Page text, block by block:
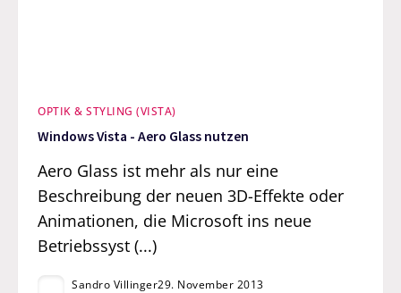
OPTIK & STYLING (VISTA)
Windows Vista - Aero Glass nutzen
Aero Glass ist mehr als nur eine
Beschreibung der neuen 3D-Effekte oder
Animationen, die Microsoft ins neue
Betriebssyst (...)
Sandro Villinger29. November 2013